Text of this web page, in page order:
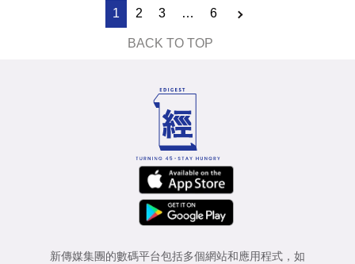
1 2 3 … 6
BACK TO TOP
新傳媒集團的數碼平台包括多個網站和應用程式，如